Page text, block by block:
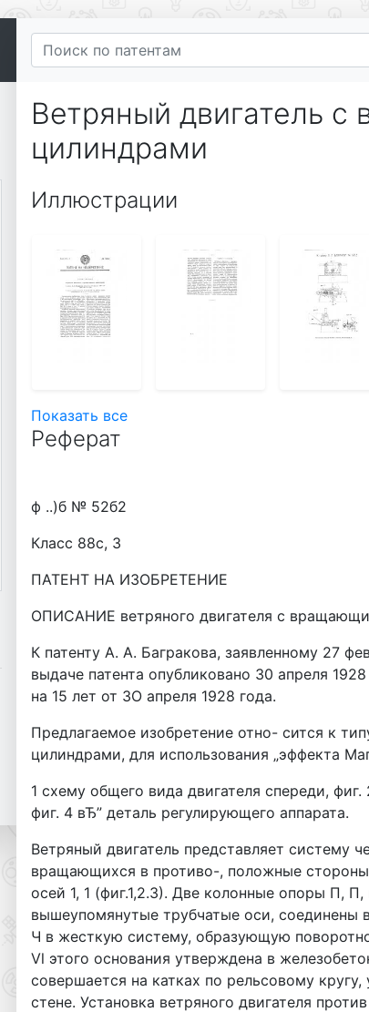
Ветряный двигатель
цилиндрами
Иллюстрации
Показать все
Реферат
ф ..)б № 52б2
Класс 88с, 3
ПАТЕНТ НА ИЗОБРЕТЕНИЕ
ОПИСАНИЕ ветряного двигателя с
К патенту А. А. Багракова, заявленному 27
выдаче патента опубликовано 30 апреля
на 15 лет от ЗО апреля 1928 года.
Предлагаемое изобретение отно- сится к
цилиндрами, для использования „эффекта
1 схему общего вида двигателя спереди,
фиг. 4 вЂ” деталь регулирующего аппарата.
Ветряный двигатель представляет систему
вращающихся в противо-, положные стороны
осей 1, 1 (фиг.1,2.3). Две колонные опоры П,
вышеупомянутые трубчатые оси,
Ч в жесткую систему, образующую
Vl этого основания утверждена в
совершается на катках по рельсовому
стене. Установка ветряного двигателя